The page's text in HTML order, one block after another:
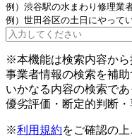
例）渋谷駅の水まわり修理業
例）世田谷区の土日にやって
※本機能は検索内容から
事業者情報の検索を補助
いかなる内容の検索で
優劣評価・断定的判断・
※利用規約をご確認の